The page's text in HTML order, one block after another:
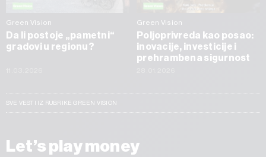
Green Vision
Da li postoje „pametni“
gradovi u regionu?
Green Vision
Poljoprivreda kao posao:
inovacije, investicije i
prehrambena sigurnost
SVE VESTI IZ RUBRIKE GREEN VISION
Let’s play money